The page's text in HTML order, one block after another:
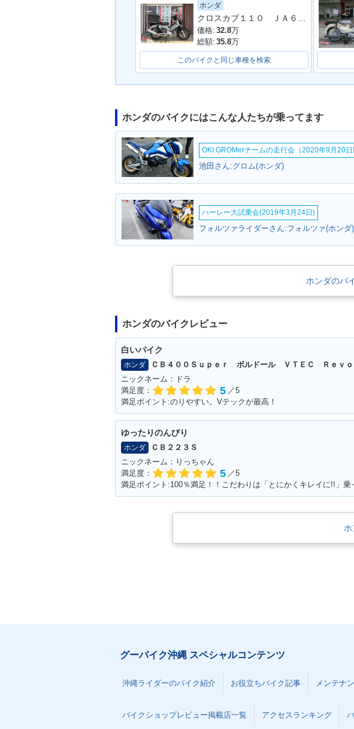
2019年 Super Cub 110
Street・特別・限定仕様
2019年 Super Cub 110
60周年アニバーサリー・
特別・限定仕様
2018年
0・フルモ
2009年 Super Cub 11
0・新登場
ホンダ
価格: 32.8万
総額: 35.8万
このバイクと同じ車種を検索
ホンダのバイクにはこんな人たちが乗ってます
OKI GROMerチームの走行会（2020年9月20日
池田さん:グロム(ホンダ)
ハーレー大試乗会(2019年3月24日)
フォルツァライダーさん:フォルツァ(ホンダ)
ホンダのバ
ホンダのバイクレビュー
白いバイク
ホンダ
ＣＢ４００Ｓｕｐｅｒ ボルドール ＶＴＥＣ Ｒｅｖｏ
ニックネーム：ドラ
満足度：
5 ／5
満足ポイント:のりやすい。Vテックが最高！
ゆったりのんびり
ホンダ
ＣＢ２２３Ｓ
ニックネーム：りっちゃん
満足度：
5 ／5
グーバイク沖縄 スペシャルコンテンツ
沖縄ライダーのバイク紹介 お役立ちバイク記事 メンテナ
バイクショップレビュー掲載店一覧 アクセスランキング